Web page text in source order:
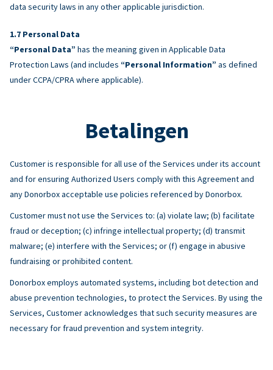
data security laws in any other applicable jurisdiction.
Personal Data
“Personal Data” has the meaning given in Applicable Data
Protection Laws (and includes “Personal Information” as defined
under CCPA/CPRA where applicable).
Betalingen
Customer is responsible for all use of the Services under its account
and for ensuring Authorized Users comply with this Agreement and
any Donorbox acceptable use policies referenced by Donorbox.
Customer must not use the Services to: (a) violate law; (b) facilitate
fraud or deception; (c) infringe intellectual property; (d) transmit
malware; (e) interfere with the Services; or (f) engage in abusive
fundraising or prohibited content.
Donorbox employs automated systems, including bot detection and
abuse prevention technologies, to protect the Services. By using the
Services, Customer acknowledges that such security measures are
necessary for fraud prevention and system integrity.